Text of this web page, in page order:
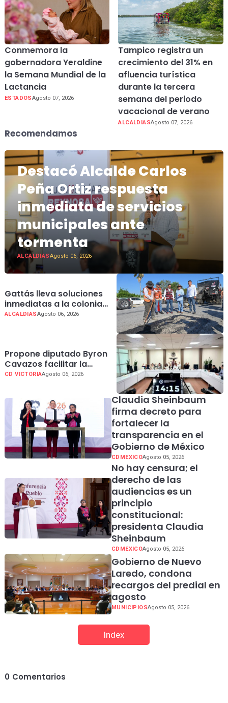
Conmemora la
gobernadora Yeraldine
la Semana Mundial de la
Lactancia
ESTADOSAgosto 07, 2026
Tampico registra un
crecimiento del 31% en
afluencia turística
durante la tercera
semana del periodo
vacacional de verano
ALCALDIASAgosto 07, 2026
Recomendamos
Destacó Alcalde Carlos
Peña Ortiz respuesta
inmediata de servicios
municipales ante
tormenta
ALCALDIASAgosto 06, 2026
Gattás lleva soluciones
inmediatas a la colonia
Azteca 2; con “Tu Voz
ALCALDIASAgosto 06, 2026
Propone diputado Byron
Cavazos facilitar la
presentación de
CD VICTORIAAgosto 06, 2026
Claudia Sheinbaum
firma decreto para
fortalecer la
transparencia en el
Gobierno de México
CDMEXICOAgosto 05, 2026
No hay censura; el
derecho de las
audiencias es un
principio
constitucional:
presidenta Claudia
Sheinbaum
CDMEXICOAgosto 05, 2026
Gobierno de Nuevo
Laredo, condona
recargos del predial en
agosto
MUNICIPIOSAgosto 05, 2026
Index
0 Comentarios